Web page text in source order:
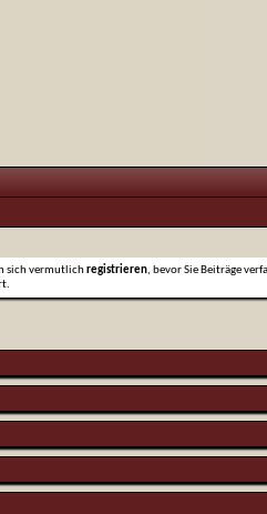
sich vermutlichregistrieren, bevor Sie Beiträge